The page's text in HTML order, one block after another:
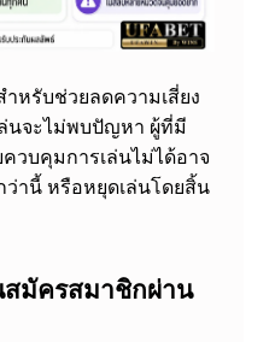
ำหรับช่วยลดความเสี่ยง
นจะไม่พบปัญหา ผู้ที่มี
วบคุมการเล่นไม่ได้อาจ
ว่านี้ หรือหยุดเล่นโดยสิ้น
มัครสมาชิกผ่าน